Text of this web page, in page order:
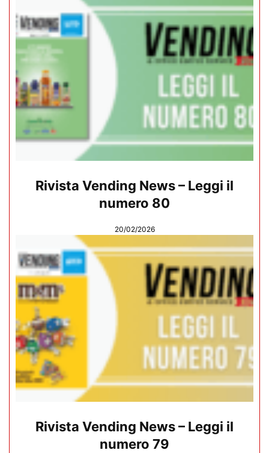
Rivista Vending News – Leggi il
numero 80
20/02/2026
Rivista Vending News – Leggi il
numero 79